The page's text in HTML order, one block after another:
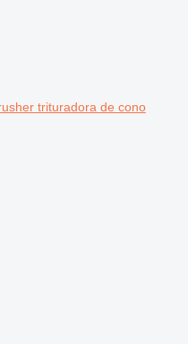
trituradora de cono